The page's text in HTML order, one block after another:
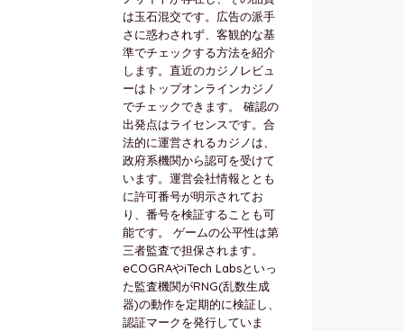
は玉石混交です。広告の派手
さに惑わされず、客観的な基
準でチェックする方法を紹介
します。直近のカジノレビュ
ーはトップオンラインカジノ
でチェックできます。 確認の
出発点はライセンスです。合
法的に運営されるカジノは、
政府系機関から認可を受けて
います。運営会社情報ととも
に許可番号が明示されてお
り、番号を検証することも可
能です。 ゲームの公平性は第
三者監査で担保されます。
eCOGRAやiTech Labsといっ
た監査機関がRNG(乱数生成
器)の動作を定期的に検証し、
認証マークを発行していま